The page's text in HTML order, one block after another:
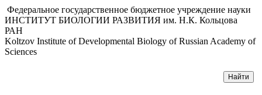
Федеральное государственное бюджетное учреждение науки
ИНСТИТУТ БИОЛОГИИ РАЗВИТИЯ им. Н.К. Кольцова
РАН
Koltzov Institute of Developmental Biology of Russian Academy of
Sciences